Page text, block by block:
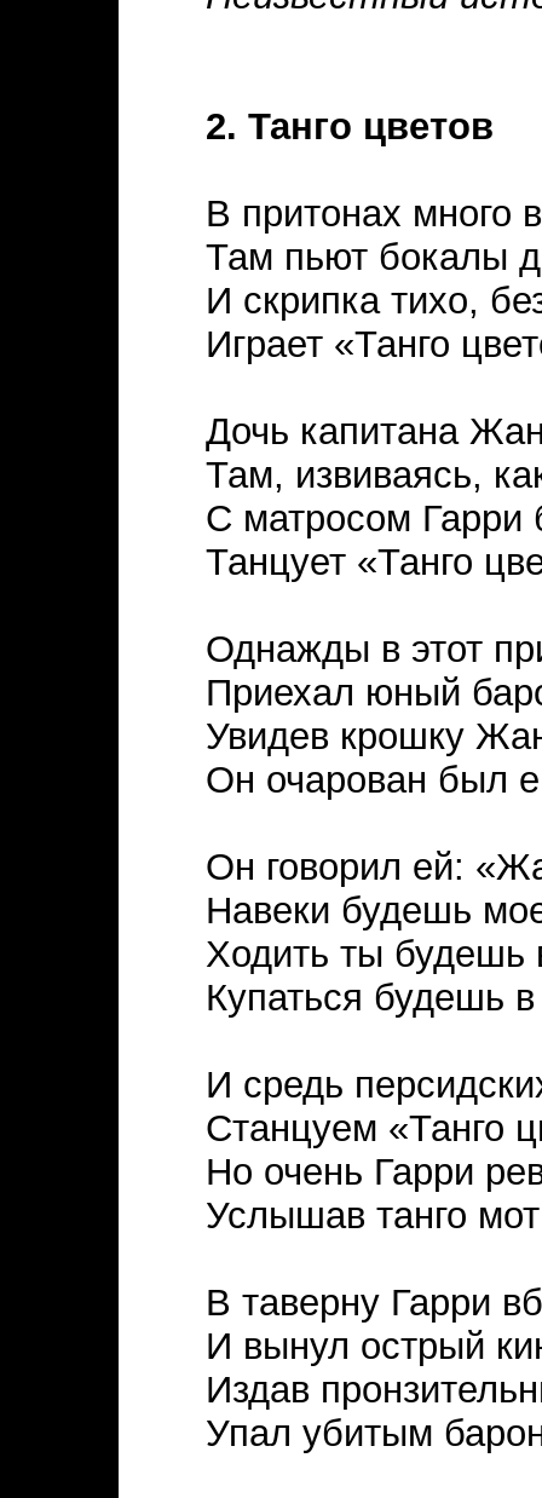
2. Танго цветов
В притонах много
Там пьют бокалы
И скрипка тихо,
Играет «Танго
Дочь капитана
Там, извиваясь,
С матросом Гарри
Танцует «Танго
Однажды в этот
Приехал юный
Увидев крошку
Он очарован был
Он говорил ей:
Навеки будешь
Ходить ты будешь
Купаться будешь
И средь
Станцуем «Танго
Но очень Гарри
Услышав танго
В таверну Гарри
И вынул острый
Издав
Упал убитым